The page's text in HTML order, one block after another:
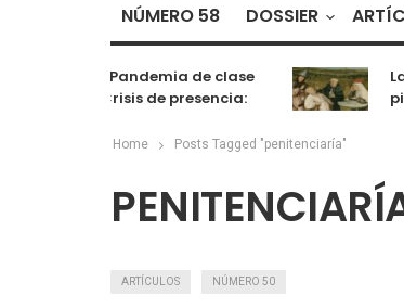
NÚMERO 58 DOSSIER
De la Pandemia de clase
a la Crisis de presencia:
entretenimiento
Home Posts Tagged "penitenciaría"
ARTÍCULOS NÚMERO 50